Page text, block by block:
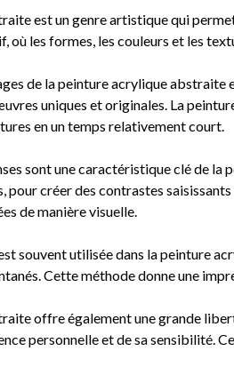
est un genre artistique qui
où les formes, les couleurs et les
de la peinture acrylique
uniques et originales. La
en un temps relativement court.
sont une caractéristique clé de
pour créer des contrastes
de manière visuelle.
souvent utilisée dans la peinture
Cette méthode donne une
offre également une grande
personnelle et de sa sensibilité.